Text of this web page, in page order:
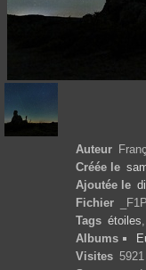
Auteur
Créée le
Ajoutée le
Fichier
Tags étoiles
Albums
Visites 5921